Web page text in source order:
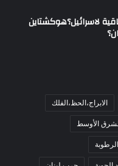
لاسرائيل؟هوكشتاين
الابراج،الحظ،الفلك
الأوسط